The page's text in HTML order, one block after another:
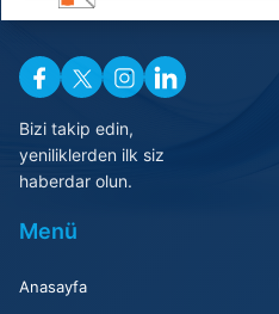
Bizi takip edin,
yeniliklerden ilk siz
haberdar olun.
Menü
Anasayfa